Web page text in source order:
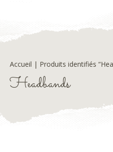
Accueil | Produits identifiés
Headbands